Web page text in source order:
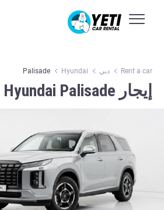
Rent a car دبي Hyundai
Palisade
إيجار Hyundai Palisade في دبي